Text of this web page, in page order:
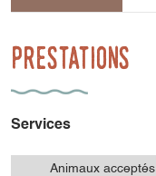
Prestations
Services
Animaux acceptés